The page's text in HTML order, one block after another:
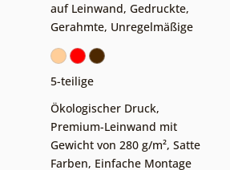
auf Leinwand, Gedruckte,
Gerahmte, Unregelmäßige
5-teilige
Ökologischer Druck,
Premium-Leinwand mit
Gewicht von 280 g/m², Satte
Farben, Einfache Montage